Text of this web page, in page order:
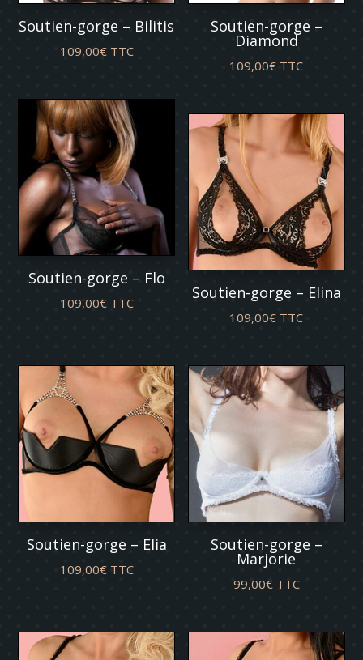
Soutien-gorge – Bilitis
109,00€ TTC
Soutien-gorge –
Diamond
109,00€ TTC
Soutien-gorge – Flo
109,00€ TTC
Soutien-gorge – Elina
109,00€ TTC
Soutien-gorge – Elia
109,00€ TTC
Soutien-gorge –
Marjorie
99,00€ TTC